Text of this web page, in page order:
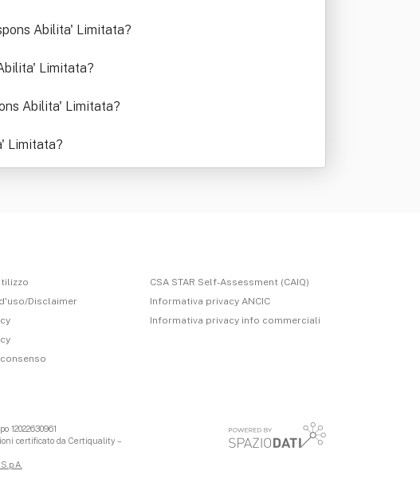
Abilita' Limitata?
Limitata?
Abilita' Limitata?
Limitata?
Disclaimer
CSA STAR Self-Assessment (CAIQ)
Informativa privacy ANCIC
Informativa privacy info commerciali
12022630961
certificato da Certiquality –